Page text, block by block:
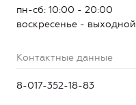
пн-сб: 10:00 - 20:00
воскресенье - выходной
Контактные данные
8-017-352-18-83